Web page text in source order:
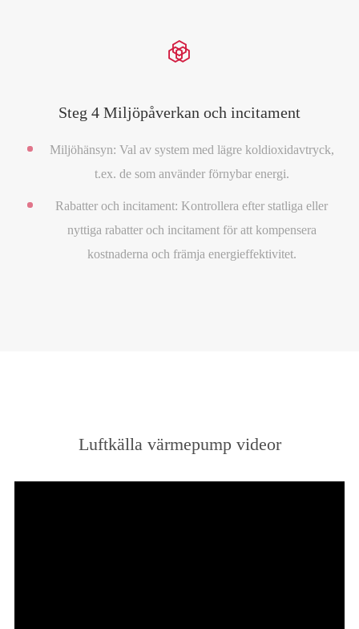

Steg 4 Miljöpåverkan och incitament
Miljöhänsyn: Val av system med lägre koldioxidavtryck,
t.ex. de som använder förnybar energi.
Rabatter och incitament: Kontrollera efter statliga eller
nyttiga rabatter och incitament för att kompensera
kostnaderna och främja energieffektivitet.
Luftkälla värmepump videor